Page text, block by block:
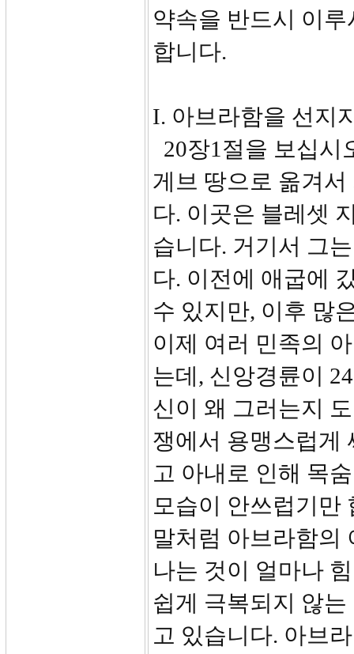
약속을 반드시 이
합니다.
I. 아브라함을 선지
20장1절을 보십시
게브 땅으로 옮겨
다. 이곳은 블레셋
습니다. 거기서 그
다. 이전에 애굽에
수 있지만, 이후 많
이제 여러 민족의
는데, 신앙경륜이
신이 왜 그러는지
쟁에서 용맹스럽게
고 아내로 인해 목
모습이 안쓰럽기만
말처럼 아브라함의
나는 것이 얼마나
쉽게 극복되지 않
고 있습니다. 아브